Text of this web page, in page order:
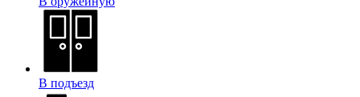
В подъезд